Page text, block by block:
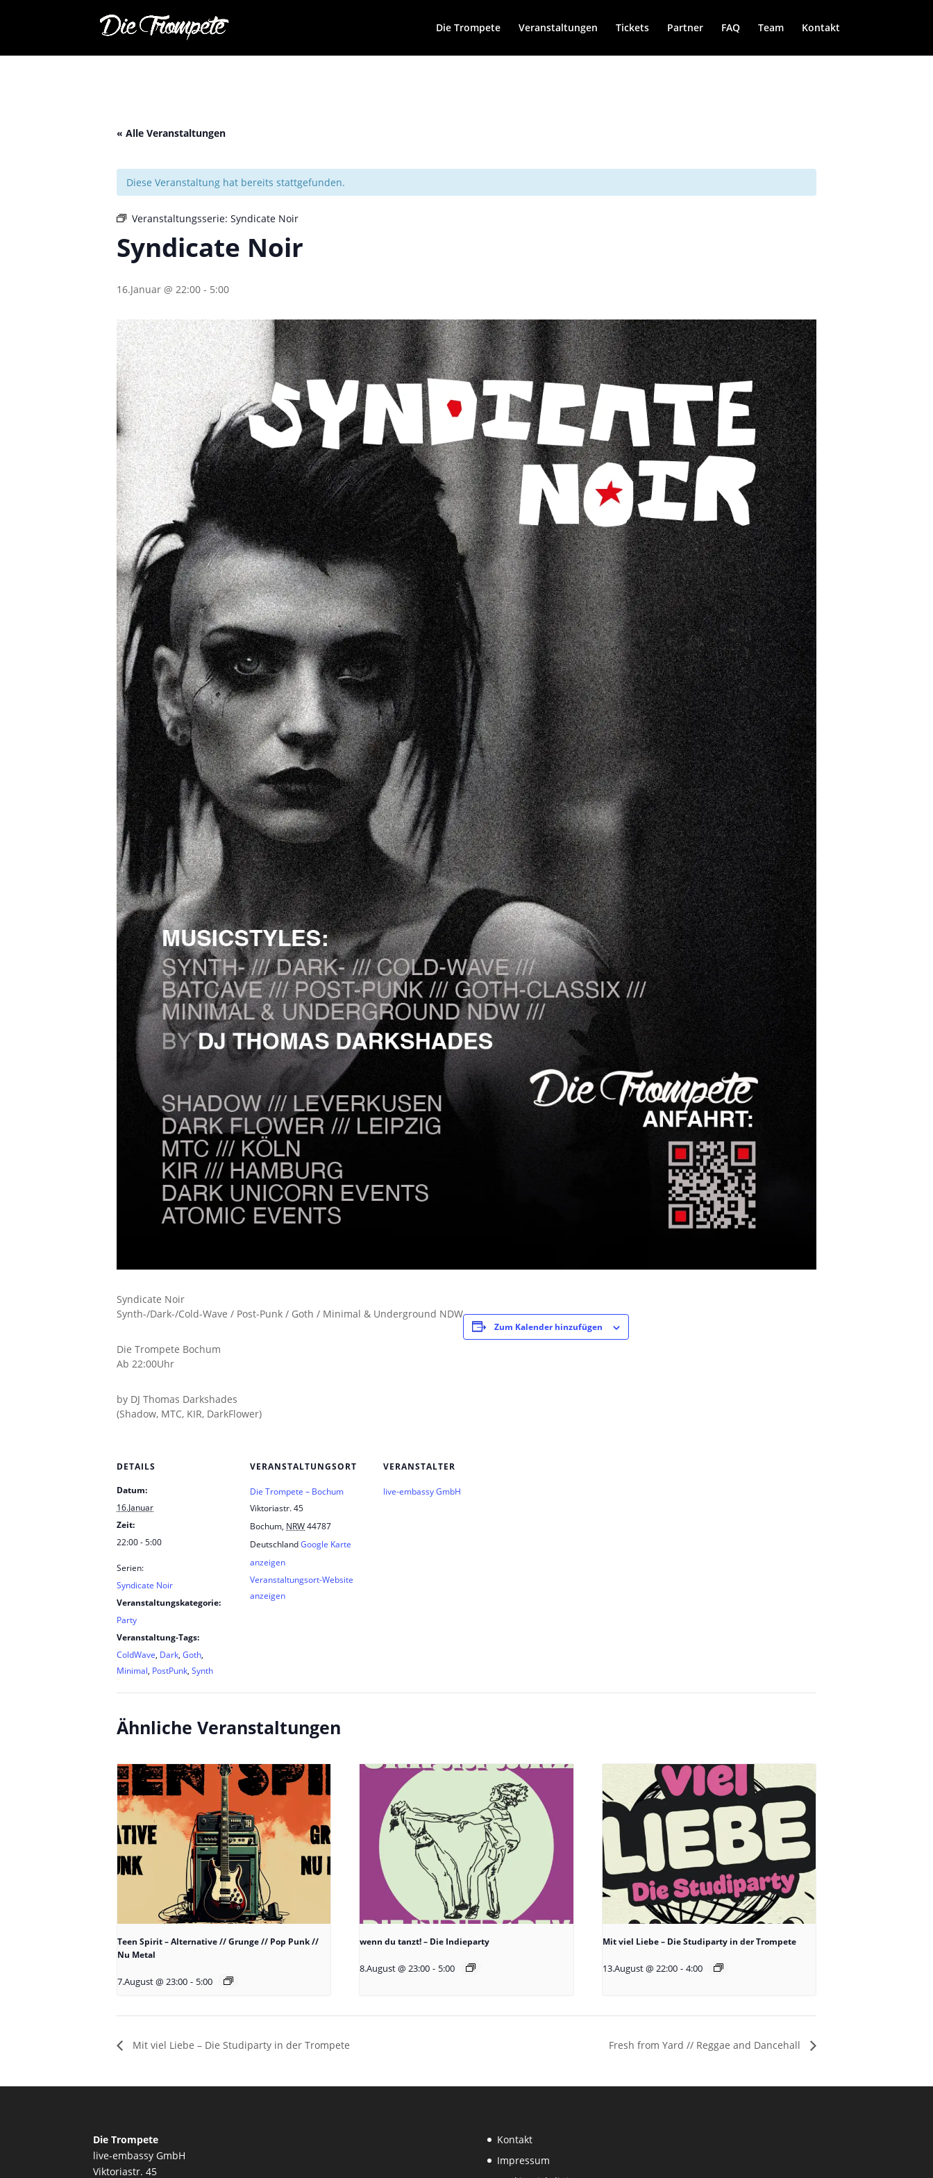
Die Trompete Veranstaltungen Tickets Partner FAQ Team Kontakt
« Alle Veranstaltungen
Diese Veranstaltung hat bereits stattgefunden.
Veranstaltungsserie: Syndicate Noir
Syndicate Noir
16.Januar @ 22:00 - 5:00
Syndicate Noir
Synth-/Dark-/Cold-Wave / Post-Punk / Goth / Minimal & Underground NDW
Die Trompete Bochum
Ab 22:00Uhr
by DJ Thomas Darkshades
(Shadow, MTC, KIR, DarkFlower)
Zum Kalender hinzufügen
DETAILS
Datum:
16.Januar
Zeit:
22:00 - 5:00
Serien:
Syndicate Noir
Veranstaltungskategorie:
Party
Veranstaltung-Tags:
ColdWave, Dark, Goth,
Minimal, PostPunk, Synth
VERANSTALTUNGSORT
Die Trompete – Bochum
Viktoriastr. 45
Bochum, NRW44787
DeutschlandGoogle Karte
anzeigen
Veranstaltungsort-Website
anzeigen
VERANSTALTER
live-embassy GmbH
Ähnliche Veranstaltungen
Teen Spirit – Alternative // Grunge // Pop Punk //
Nu Metal
7.August @ 23:00 - 5:00
wenn du tanzt! – Die Indieparty
8.August @ 23:00 - 5:00
Mit viel Liebe – Die Studiparty in der Trompete
13.August @ 22:00 - 4:00
Mit viel Liebe – Die Studiparty in der Trompete Fresh from Yard // Reggae and Dancehall
Die Trompete
live-embassy GmbH
Viktoriastr. 45
Kontakt
Impressum